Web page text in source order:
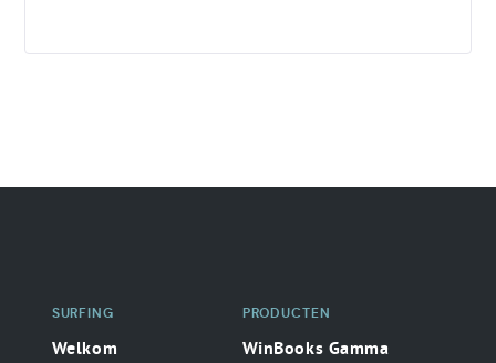
SURFING
Welkom
PRODUCTEN
WinBooks Gamma